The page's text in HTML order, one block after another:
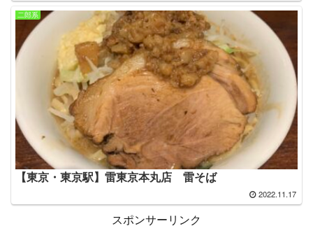
二郎系
【東京・東京駅】雷東京本丸店 雷そば
2022.11.17
スポンサーリンク